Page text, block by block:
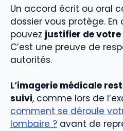
Un accord écrit ou oral
dossier vous protège.
pouvez justifier de
C’est une preuve de
autorités.
L’imagerie médicale
suivi, comme lors de
comment se déroule
lombaire ? avant de